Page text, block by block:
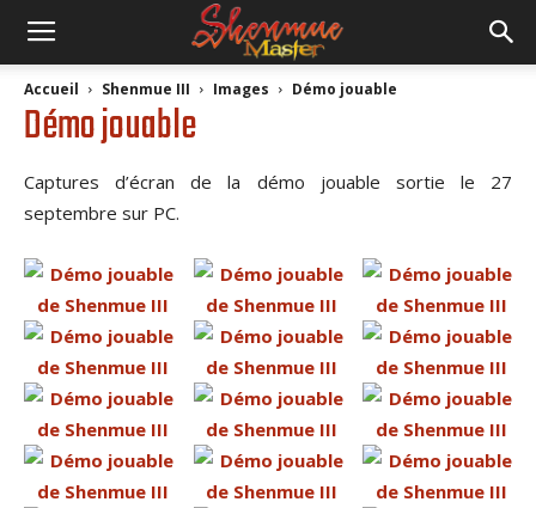
Accueil Shenmue III Images Démo jouable
Démo jouable
Captures d’écran de la démo jouable sortie le 27
septembre sur PC.